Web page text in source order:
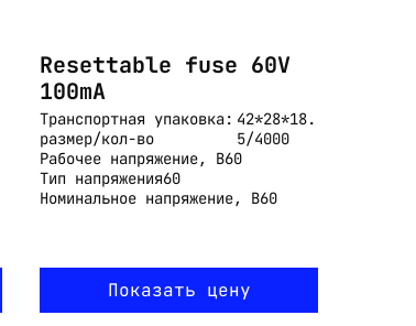
Resettable fuse 60V
100mA
Транспортная упаковка:
размер/кол-во
42*28*18.
5/4000
Рабочее напряжение, В60
Тип напряжения60
Номинальное напряжение, В60
Показать цену